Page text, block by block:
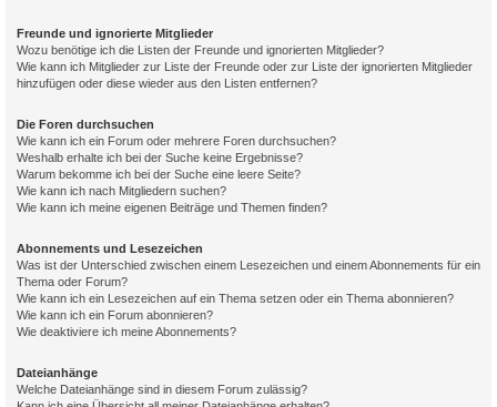
Freunde und ignorierte Mitglieder
Wozu benötige ich die Listen der Freunde und ignorierten Mitglieder?
Wie kann ich Mitglieder zur Liste der Freunde oder zur Liste der ignorierten Mitglieder
hinzufügen oder diese wieder aus den Listen entfernen?
Die Foren durchsuchen
Wie kann ich ein Forum oder mehrere Foren durchsuchen?
Weshalb erhalte ich bei der Suche keine Ergebnisse?
Warum bekomme ich bei der Suche eine leere Seite?
Wie kann ich nach Mitgliedern suchen?
Wie kann ich meine eigenen Beiträge und Themen finden?
Abonnements und Lesezeichen
Was ist der Unterschied zwischen einem Lesezeichen und einem Abonnements für ein
Thema oder Forum?
Wie kann ich ein Lesezeichen auf ein Thema setzen oder ein Thema abonnieren?
Wie kann ich ein Forum abonnieren?
Wie deaktiviere ich meine Abonnements?
Dateianhänge
Welche Dateianhänge sind in diesem Forum zulässig?